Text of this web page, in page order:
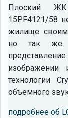
Плоский
15PF4121/58
жилище
но так же
изображении
технологии
объемного
подробнее об